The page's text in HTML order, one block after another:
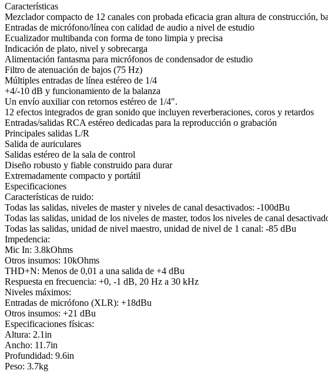
Características
Mezclador compacto de 12 canales con probada eficacia gran altura de construcción,
Entradas de micrófono/línea con calidad de audio a nivel de estudio
Ecualizador multibanda con forma de tono limpia y precisa
Indicación de plato, nivel y sobrecarga
Alimentación fantasma para micrófonos de condensador de estudio
Filtro de atenuación de bajos (75 Hz)
Múltiples entradas de línea estéreo de 1/4
+4/-10 dB y funcionamiento de la balanza
Un envío auxiliar con retornos estéreo de 1/4″.
12 efectos integrados de gran sonido que incluyen reverberaciones, coros y retardos
Entradas/salidas RCA estéreo dedicadas para la reproducción o grabación
Principales salidas L/R
Salida de auriculares
Salidas estéreo de la sala de control
Diseño robusto y fiable construido para durar
Extremadamente compacto y portátil
Especificaciones
Características de ruido:
Todas las salidas, niveles de master y niveles de canal desactivados: -100dBu
Todas las salidas, unidad de los niveles de master, todos los niveles de canal
Todas las salidas, unidad de nivel maestro, unidad de nivel de 1 canal: -85 dBu
Impedencia:
Mic In: 3.8kOhms
Otros insumos: 10kOhms
THD+N: Menos de 0,01 a una salida de +4 dBu
Respuesta en frecuencia: +0, -1 dB, 20 Hz a 30 kHz
Niveles máximos:
Entradas de micrófono (XLR): +18dBu
Otros insumos: +21 dBu
Especificaciones físicas:
Altura: 2.1in
Ancho: 11.7in
Profundidad: 9.6in
Peso: 3.7kg